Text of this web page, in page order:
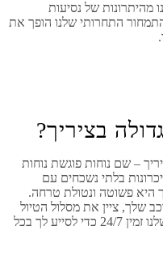
מהיתרונות של נסיעות
התחרותי שלנו הופך את
בציריך?
– שם נוחות פוגשת נוחות
בלתי נשכחים עם
היא פשוטה ונטולת טרחה.
שלך, ציין את מסלול הטיול
שלך, ואתה מוכן! צוות שירות הלקוחות שלנו זמין 24/7 כדי לסייע לך בכל